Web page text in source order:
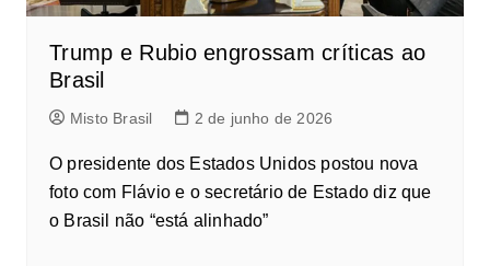
Trump e Rubio engrossam críticas ao
Brasil
Misto Brasil 2 de junho de 2026
O presidente dos Estados Unidos postou nova
foto com Flávio e o secretário de Estado diz que
o Brasil não “está alinhado”